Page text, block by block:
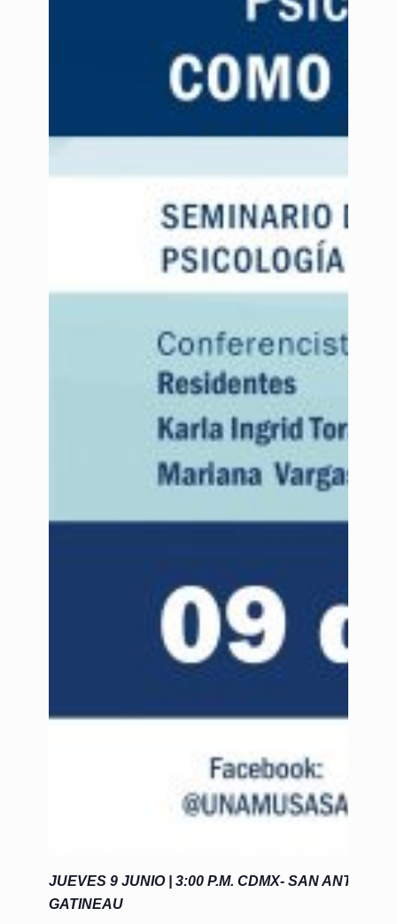
JUEVES 9 JUNIO | 3:00 P.M. CDMX- SAN ANTONIO
GATINEAU